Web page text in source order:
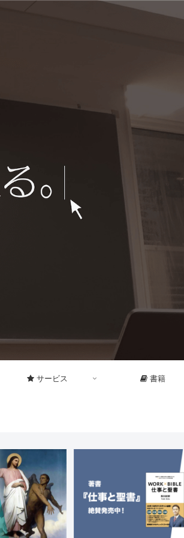
サービス 書籍